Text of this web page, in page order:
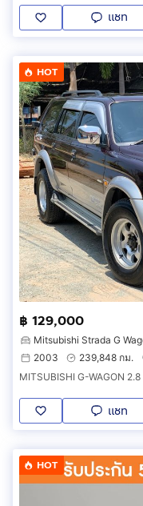
แชท
HOT
฿ 129,000
Mitsubishi Strada G
2003
239,848 กม.
MITSUBISHI G-WAGON
แชท
HOT